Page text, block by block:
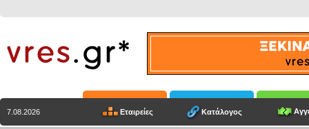
7.08.2026 Εταιρείες Κατάλογος